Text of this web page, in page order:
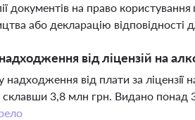
документів на право
або декларацію відповідності
від ліцензій на
надходження від плати за
3,8 млн грн. Видано понад